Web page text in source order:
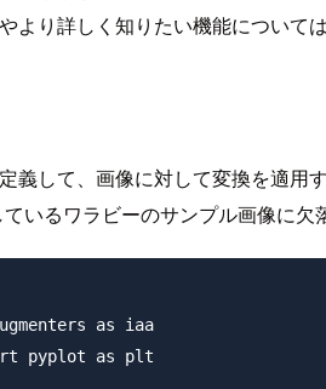
より詳しく知りたい機能については
義して、画像に対して変換を適用
いるワラビーのサンプル画像に欠
as iaa
pyplot as plt